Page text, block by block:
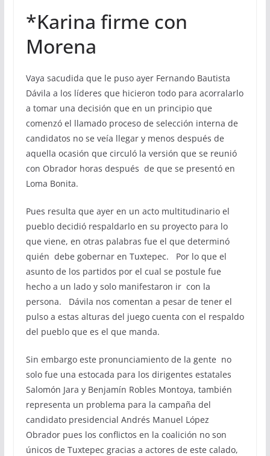
*Karina firme con
Morena
Vaya sacudida que le puso ayer Fernando Bautista
Dávila a los líderes que hicieron todo para acorralarlo
a tomar una decisión que en un principio que
comenzó el llamado proceso de selección interna de
candidatos no se veía llegar y menos después de
aquella ocasión que circuló la versión que se reunió
con Obrador horas después de que se presentó en
Loma Bonita.
Pues resulta que ayer en un acto multitudinario el
pueblo decidió respaldarlo en su proyecto para lo
que viene, en otras palabras fue el que determinó
quién debe gobernar en Tuxtepec. Por lo que el
asunto de los partidos por el cual se postule fue
hecho a un lado y solo manifestaron ir con la
persona. Dávila nos comentan a pesar de tener el
pulso a estas alturas del juego cuenta con el respaldo
del pueblo que es el que manda.
Sin embargo este pronunciamiento de la gente no
solo fue una estocada para los dirigentes estatales
Salomón Jara y Benjamín Robles Montoya, también
representa un problema para la campaña del
candidato presidencial Andrés Manuel López
Obrador pues los conflictos en la coalición no son
únicos de Tuxtepec gracias a actores de este calado,